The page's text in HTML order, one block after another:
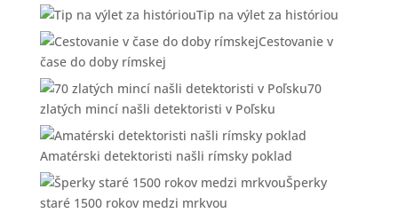
Tip na výlet za históriou
Cestovanie v
čase do doby rímskej
70
zlatých mincí našli detektoristi v Poľsku
Amatérski detektoristi našli rímsky poklad
Šperky
staré 1500 rokov medzi mrkvou